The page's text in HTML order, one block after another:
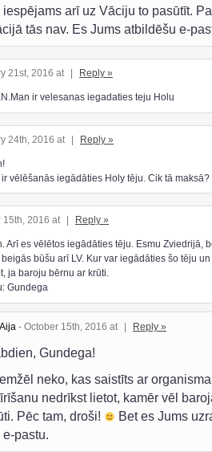
iespējams arī uz Vāciju to pasūtīt.
tās nav. Es Jums atbildēšu e-
21st, 2016 at Reply »
ir velesanas iegadaties teju Holu
24th, 2016 at | Reply »
ir vēlēšanās iegādāties Holy tēju. Cik tā maksā?
15th, 2016 at Reply »
Arī es vēlētos iegādāties tēju. Esmu Zviedrijā,
būšu arī LV. Kur var iegādāties šo tēju
ja baroju bērnu ar krūti.
Gundega
Aija - October 15th, 2016 at Reply »
Gundega!
neko, kas saistīts ar organisma
nedrīkst lietot, kamēr vēl
Pēc tam, droši!
Bet es Jums
e-pastu.